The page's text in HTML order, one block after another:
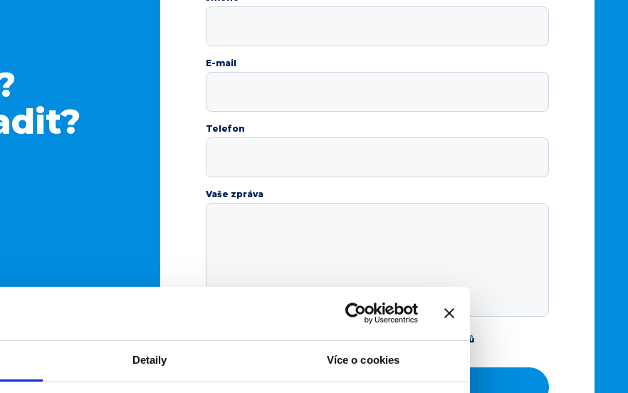
Detaily Více o cookies
E-mail
Telefon
Vaše zpráva
Souhlasím se zásadami ochrany osobních údajů